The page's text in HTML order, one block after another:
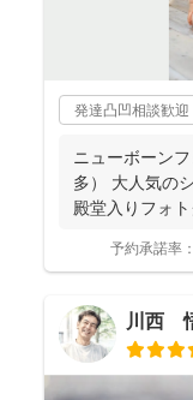
発達凸凹相談歓迎
ニューボーン
多） 大人気の
殿堂入りフォ
予約承諾率：
川西